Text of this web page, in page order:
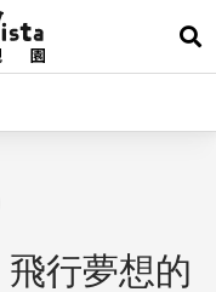
展
行夢想的